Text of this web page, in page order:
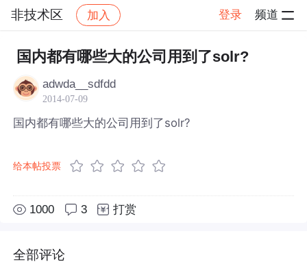
非技术区 加入 登录 频道
社区 非技术区 帖子详情
国内都有哪些大的公司用到了solr?
adwda__sdfdd
2014-07-09
国内都有哪些大的公司用到了solr?
给本帖投票
1000 3 打赏
全部评论